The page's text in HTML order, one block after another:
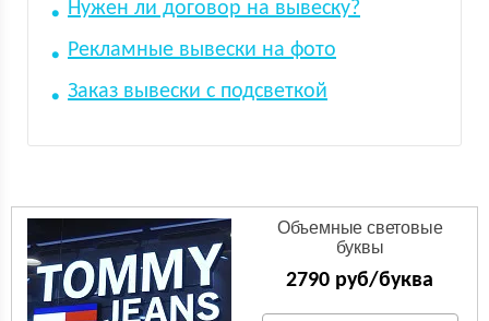
Нужен ли договор на вывеску?
Рекламные вывески на фото
Заказ вывески с подсветкой
Объемные световые
буквы
2790 руб/буква